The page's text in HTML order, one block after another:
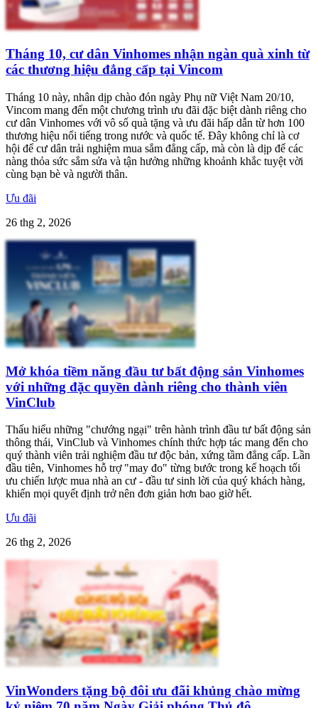
Tháng 10, cư dân Vinhomes nhận ngàn quà xinh từ
các thương hiệu đẳng cấp tại Vincom
Tháng 10 này, nhân dịp chào đón ngày Phụ nữ Việt Nam 20/10,
Vincom mang đến một chương trình ưu đãi đặc biệt dành riêng cho
cư dân Vinhomes với vô số quà tặng và ưu đãi hấp dẫn từ hơn 100
thương hiệu nổi tiếng trong nước và quốc tế. Đây không chỉ là cơ
hội để cư dân trải nghiệm mua sắm đẳng cấp, mà còn là dịp để các
nàng thỏa sức sắm sửa và tận hưởng những khoảnh khắc tuyệt vời
cùng bạn bè và người thân.
Ưu đãi
26 thg 2, 2026
Mở khóa tiềm năng đầu tư bất động sản Vinhomes
với những đặc quyền dành riêng cho thành viên
VinClub
Thấu hiểu những "chướng ngại" trên hành trình đầu tư bất động sản
thông thái, VinClub và Vinhomes chính thức hợp tác mang đến cho
quý thành viên trải nghiệm đầu tư độc bản, xứng tầm đẳng cấp. Lần
đầu tiên, Vinhomes hỗ trợ "may đo" từng bước trong kế hoạch tối
ưu chiến lược mua nhà an cư - đầu tư sinh lời của quý khách hàng,
khiến mọi quyết định trở nên đơn giản hơn bao giờ hết.
Ưu đãi
26 thg 2, 2026
VinWonders tặng bộ đôi ưu đãi khủng chào mừng